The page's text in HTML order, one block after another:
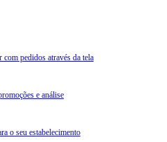
com pedidos através da tela
e análise
o seu estabelecimento